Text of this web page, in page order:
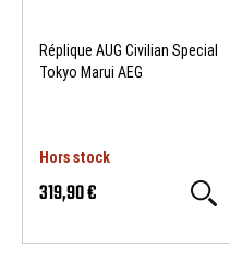
Réplique AUG Civilian Special
Tokyo Marui AEG
Hors stock
319,90 €